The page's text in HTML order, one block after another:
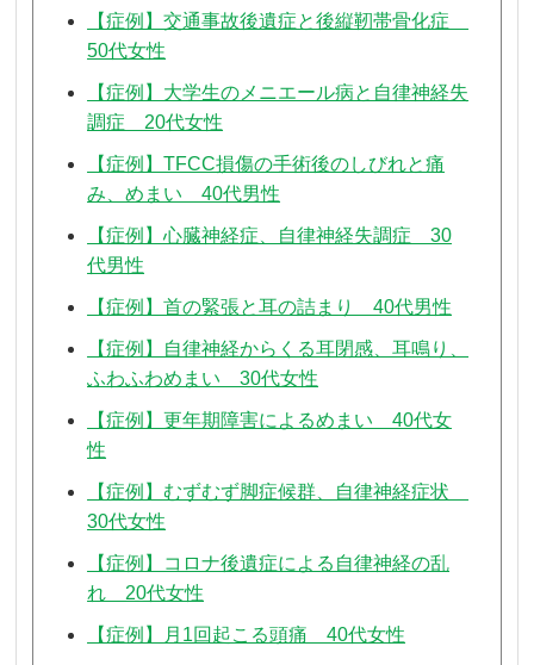
【症例】交通事故後遺症と後縦靭帯骨化症
50代女性
【症例】大学生のメニエール病と自律神経失
調症 20代女性
【症例】TFCC損傷の手術後のしびれと痛
み、めまい 40代男性
【症例】心臓神経症、自律神経失調症 30
代男性
【症例】首の緊張と耳の詰まり 40代男性
【症例】自律神経からくる耳閉感、耳鳴り、
ふわふわめまい 30代女性
【症例】更年期障害によるめまい 40代女
性
【症例】むずむず脚症候群、自律神経症状
30代女性
【症例】コロナ後遺症による自律神経の乱
れ 20代女性
【症例】月1回起こる頭痛 40代女性